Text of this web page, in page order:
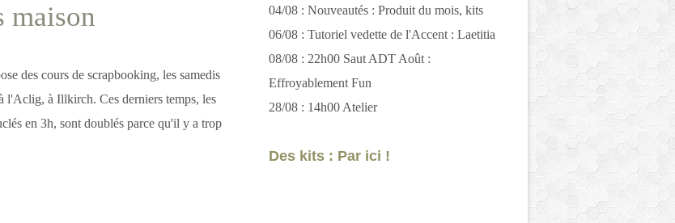
maison
des cours de scrapbooking, les samedis
l'Aclig, à Illkirch. Ces derniers temps, les
en 3h, sont doublés parce qu'il y a trop
04/08 : Nouveautés : Produit du mois, kits
06/08 : Tutoriel vedette de l'Accent : Laetitia
08/08 : 22h00 Saut ADT Août :
Effroyablement Fun
28/08 : 14h00 Atelier
Des kits : Par ici !